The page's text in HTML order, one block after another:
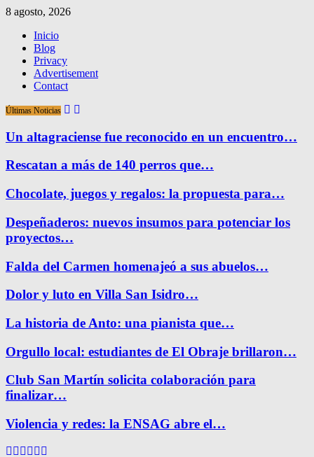
8 agosto, 2026
Inicio
Blog
Privacy
Advertisement
Contact
Últimas Noticias
Un altagraciense fue reconocido en un encuentro…
Rescatan a más de 140 perros que…
Chocolate, juegos y regalos: la propuesta para…
Despeñaderos: nuevos insumos para potenciar los
proyectos…
Falda del Carmen homenajeó a sus abuelos…
Dolor y luto en Villa San Isidro…
La historia de Anto: una pianista que…
Orgullo local: estudiantes de El Obraje brillaron…
Club San Martín solicita colaboración para
finalizar…
Violencia y redes: la ENSAG abre el…
Facebook
Twitter
Instagram
Pinterest
Google